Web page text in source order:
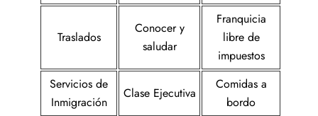
Traslados
Conocer y
saludar
Franquicia
libre de
impuestos
Servicios de
Inmigración
Clase Ejecutiva
Comidas a
bordo